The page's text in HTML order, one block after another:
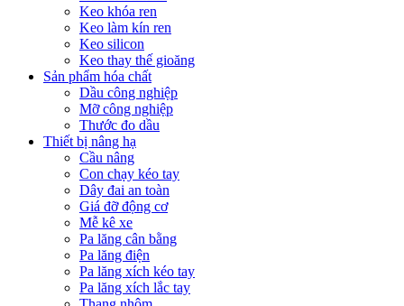
Keo khóa ren
Keo làm kín ren
Keo silicon
Keo thay thế gioăng
Sản phẩm hóa chất
Dầu công nghiệp
Mỡ công nghiệp
Thước đo dầu
Thiết bị nâng hạ
Cầu nâng
Con chạy kéo tay
Dây đai an toàn
Giá đỡ động cơ
Mễ kê xe
Pa lăng cân bằng
Pa lăng điện
Pa lăng xích kéo tay
Pa lăng xích lắc tay